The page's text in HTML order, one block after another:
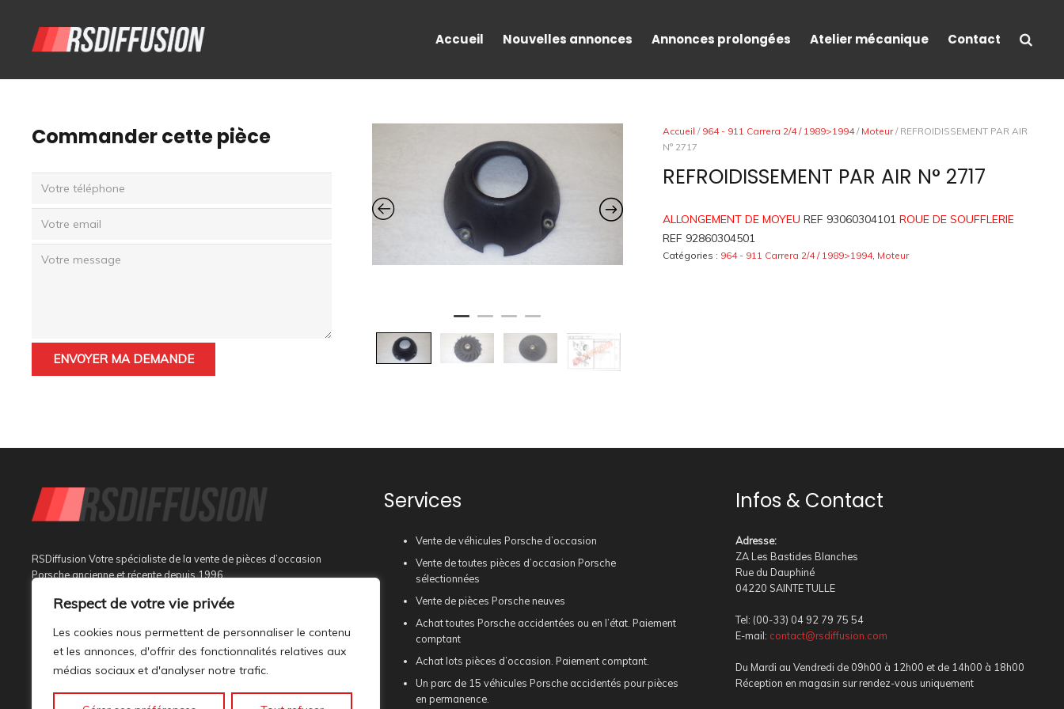
Respect de votre vie privée
Les cookies nous permettent de personnaliser le contenu
et les annonces, d'offrir des fonctionnalités relatives aux
médias sociaux et d'analyser notre trafic.
Accueil Nouvelles annonces Annonces prolongées Atelier mécanique Contact
Accueil / 964 - 911 Carrera 2/4 / 1989>1994/ Moteur/ REFROIDISSEMENT PAR AIR
N° 2717
REFROIDISSEMENT PAR AIR N° 2717
ALLONGEMENT DE MOYEU REF 93060304101 ROUE DE SOUFFLERIE
REF 92860304501
Catégories : 964 - 911 Carrera 2/4 / 1989>1994, Moteur
Commander cette pièce
RSDiffusion Votre spécialiste de la vente de pièces d’occasion
Porsche ancienne et récente depuis 1996
Implantée à Sainte Tulle dans le département des Alpes de
Provence, au sein d’un bâtiment tout neuf de 1000M², son
activité est dédiée à la marque PORSCHE.
Services
Vente de véhicules Porsche d’occasion
Vente de toutes pièces d’occasion Porsche
sélectionnées
Vente de pièces Porsche neuves
Achat toutes Porsche accidentées ou en l’état. Paiement
comptant
Achat lots pièces d’occasion. Paiement comptant.
Un parc de 15 véhicules Porsche accidentés pour pièces
en permanence.
Infos & Contact
Adresse:
ZA Les Bastides Blanches
Rue du Dauphiné
04220 SAINTE TULLE
Tel: (00-33) 04 92 79 75 54
E-mail: contact@rsdiffusion.com
Du Mardi au Vendredi de 09h00 à 12h00 et de 14h00 à 18h00
Réception en magasin sur rendez-vous uniquement